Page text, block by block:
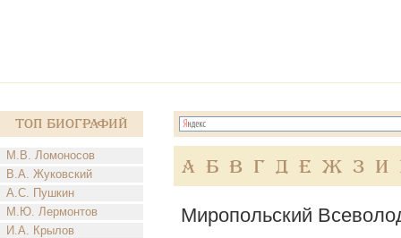
Топ Биографий
М.В. Ломоносов
В.А. Жуковский
А.С. Пушкин
М.Ю. Лермонтов
И.А. Крылов
А Б В Г Д Е Ж З И
Миропольский